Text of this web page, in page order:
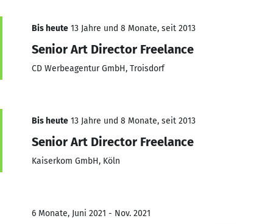
Bis heute 13 Jahre und 8 Monate, seit 2013
Senior Art Director Freelance
CD Werbeagentur GmbH, Troisdorf
Bis heute 13 Jahre und 8 Monate, seit 2013
Senior Art Director Freelance
Kaiserkom GmbH, Köln
6 Monate, Juni 2021 - Nov. 2021